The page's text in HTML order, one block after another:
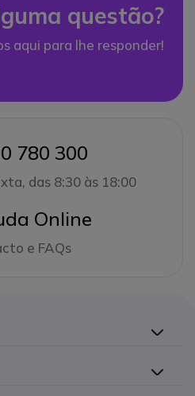
questão?
aqui para lhe responder!
780 300
das 8:30 às 18:00
Online
e FAQs